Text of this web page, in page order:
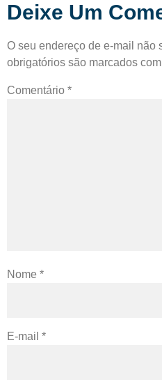
Deixe Um
O seu endereço de e-mail não
obrigatórios são marcados com
Comentário *
Nome *
E-mail *